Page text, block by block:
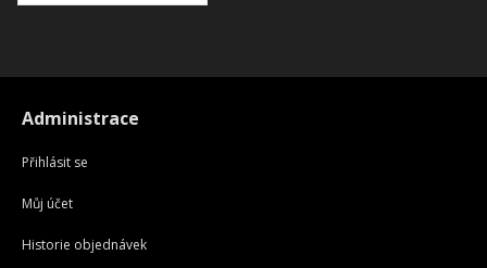
Administrace
Přihlásit se
Můj účet
Historie objednávek